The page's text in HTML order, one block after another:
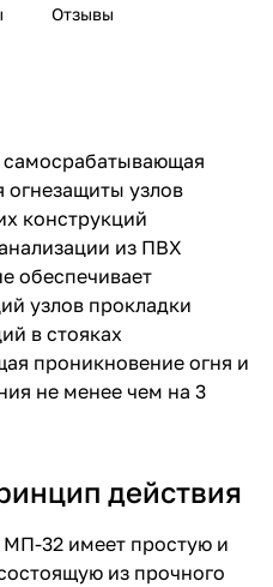
Отзывы
узлов
конструкций
из ПВХ
обеспечивает
узлов прокладки
в стояках
проникновение огня и
не менее чем на 3
действия
32 имеет простую и
из прочного